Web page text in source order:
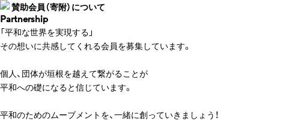
賛助会員（寄附）について
Partnership
「平和な世界を実現する」
その想いに共感してくれる会員を募集しています。
個人、団体が垣根を越えて繋がることが
平和への礎になると信じています。
平和のためのムーブメントを、一緒に創っていきましょう！